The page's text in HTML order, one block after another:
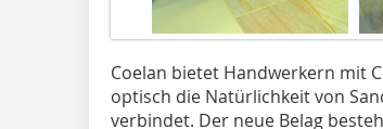
Coelan bietet Handwerkern mit
optisch die Natürlichkeit von
verbindet. Der neue Belag